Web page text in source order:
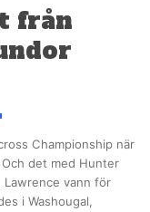
från
Championship när
det med Hunter
Lawrence vann för
i Washougal,